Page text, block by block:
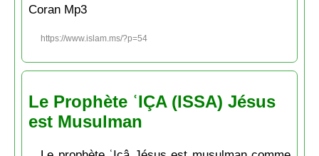
Coran Mp3
https://www.islam.ms/?p=54
Le Prophète ʿIÇA (ISSA) Jésus
est Musulman